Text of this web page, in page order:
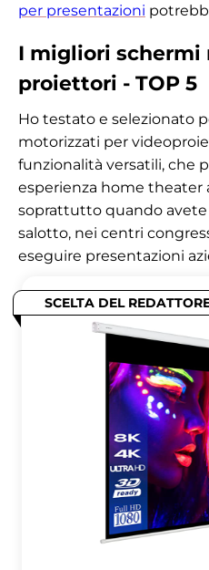
per presentazioni
I migliori schermi
proiettori - TOP 5
Ho testato e selezionato
motorizzati per
funzionalità versatili, che
esperienza home theater
soprattutto quando
salotto, nei centri
eseguire presentazioni
SCELTA DEL